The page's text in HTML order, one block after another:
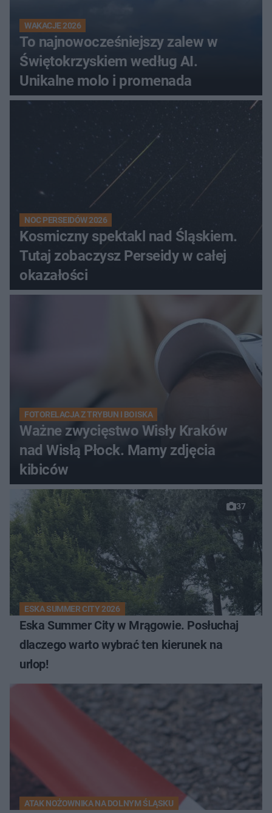
WAKACJE 2026
To najnowocześniejszy zalew w
Świętokrzyskiem według AI.
Unikalne molo i promenada
NOC PERSEIDÓW 2026
Kosmiczny spektakl nad Śląskiem.
Tutaj zobaczysz Perseidy w całej
okazałości
FOTORELACJA Z TRYBUN I BOISKA
Ważne zwycięstwo Wisły Kraków
nad Wisłą Płock. Mamy zdjęcia
kibiców
37
ESKA SUMMER CITY 2026
Eska Summer City w Mrągowie. Posłuchaj
dlaczego warto wybrać ten kierunek na
urlop!
ATAK NOŻOWNIKA NA DOLNYM ŚLĄSKU